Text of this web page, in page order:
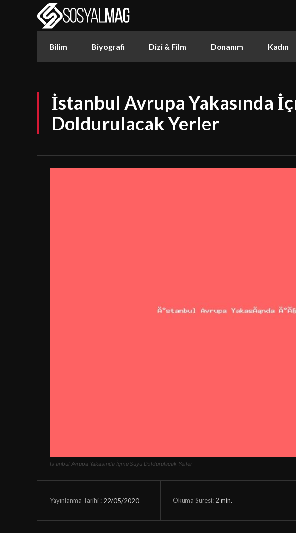
Bilim Biyografi Dizi & Film Donanım Kadın
İstanbul Avrupa Yakasında
Doldurulacak Yerler
İstanbul Avrupa Yakasında İçme Suyu Doldurulacak Yerler
Yayınlanma Tarihi : 22/05/2020 Okuma Süresi: 2 min.